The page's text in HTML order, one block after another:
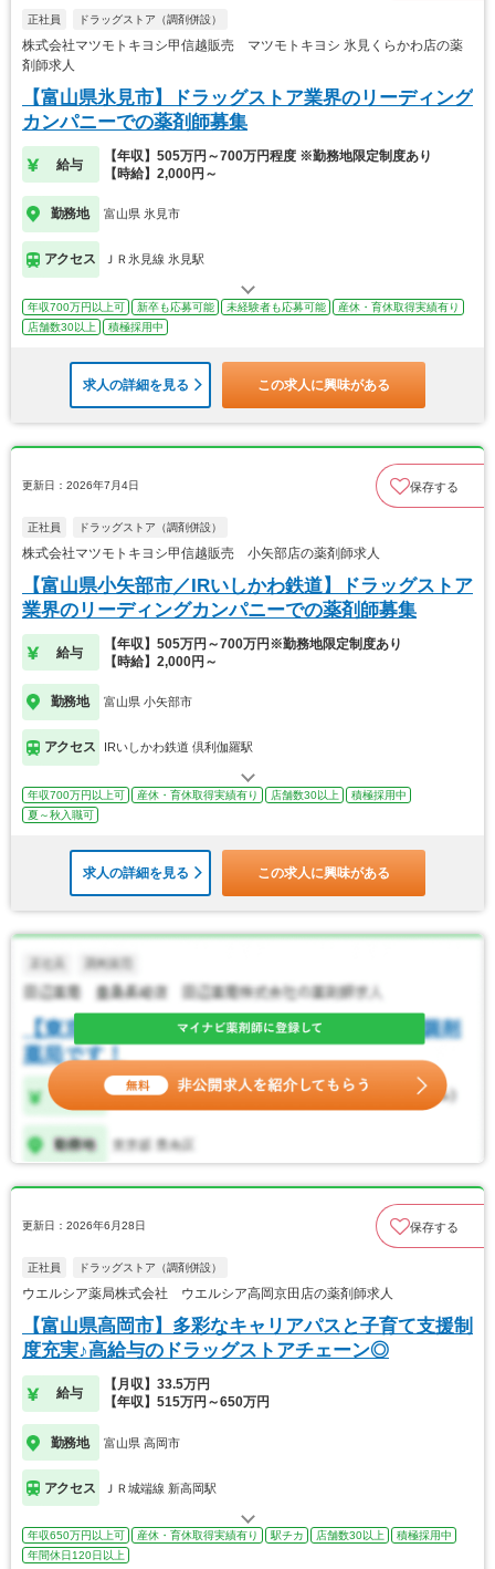
正社員 ドラッグストア（調剤併設）
株式会社マツモトキヨシ甲信越販売 マツモトキヨシ 氷見くらかわ店の薬
剤師求人
【富山県氷見市】ドラッグストア業界のリーディング
カンパニーでの薬剤師募集
給与
【年収】505万円～700万円程度 ※勤務地限定制度あり
【時給】2,000円～
勤務地 富山県 氷見市
アクセス ＪＲ氷見線 氷見駅
年収700万円以上可 新卒も応募可能 未経験者も応募可能
産休・育休取得実績有り
店舗数30以上
積極採用中
求人の詳細を見る この求人に興味がある
更新日：2026年7月4日 保存する
正社員 ドラッグストア（調剤併設）
株式会社マツモトキヨシ甲信越販売 小矢部店の薬剤師求人
【富山県小矢部市／IRいしかわ鉄道】ドラッグストア
業界のリーディングカンパニーでの薬剤師募集
給与
【年収】505万円～700万円※勤務地限定制度あり
【時給】2,000円～
勤務地 富山県 小矢部市
アクセス IRいしかわ鉄道 倶利伽羅駅
年収700万円以上可 産休・育休取得実績有り 店舗数30以上
積極採用中
夏～秋入職可
求人の詳細を見る この求人に興味がある
更新日：2026年6月28日 保存する
正社員 ドラッグストア（調剤併設）
ウエルシア薬局株式会社 ウエルシア高岡京田店の薬剤師求人
【富山県高岡市】多彩なキャリアパスと子育て支援制
度充実♪高給与のドラッグストアチェーン◎
給与
【月収】33.5万円
【年収】515万円～650万円
勤務地 富山県 高岡市
アクセス ＪＲ城端線 新高岡駅
年収650万円以上可 産休・育休取得実績有り 駅チカ 店舗数30以上
積極採用中
年間休日120日以上